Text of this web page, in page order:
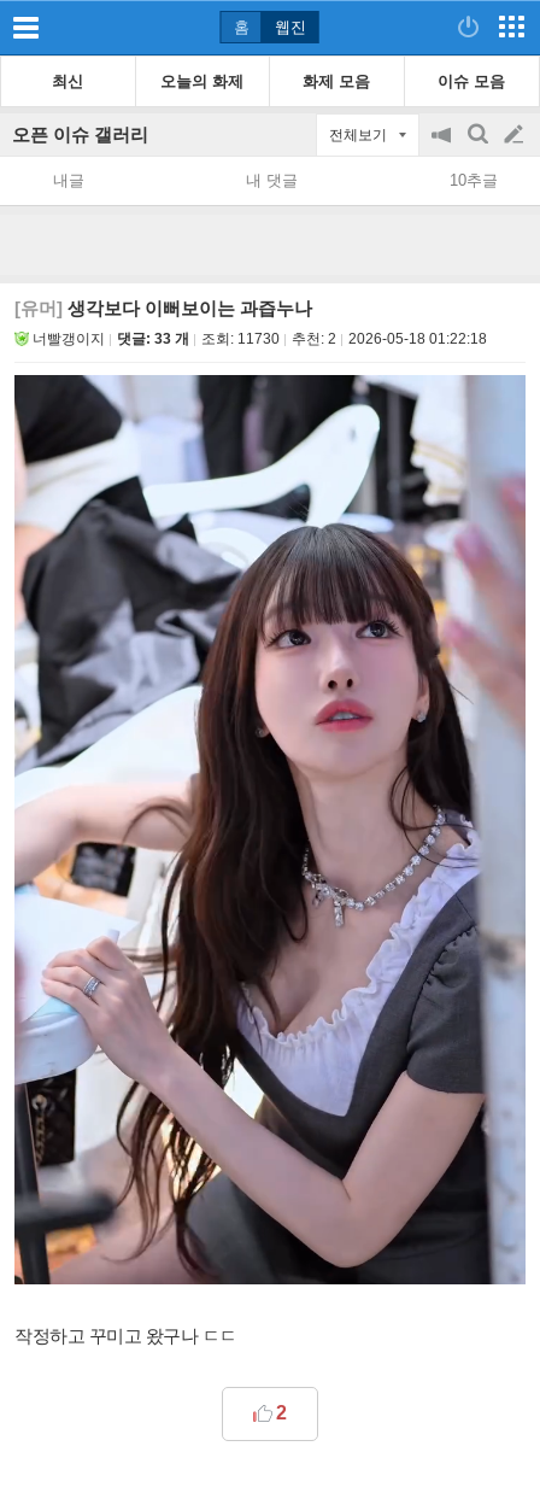
홈 웹진
최신 오늘의 화제 화제 모음 이슈 모음
오픈 이슈 갤러리 전체보기
공
지
on/off
검
색
글
쓰
내글 내 댓글 10추글
[유머] 생각보다 이뻐보이는 과즙누나
너빨갱이지 댓글: 33 개 조회: 11730 추천: 2 2026-05-18 01:22:18
작정하고 꾸미고 왔구나 ㄷㄷ
2